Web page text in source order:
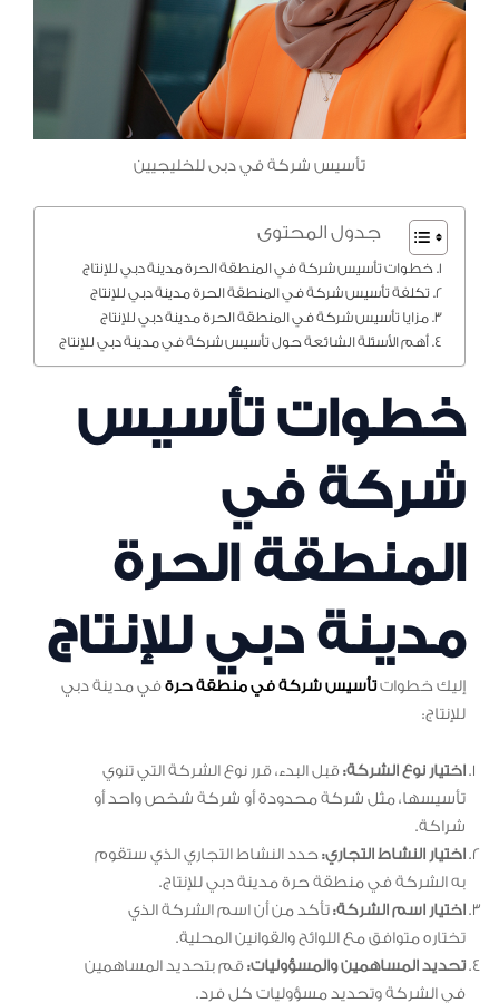
تأسيس شركة في دبى للخليجيين
جدول المحتوى
خطوات تأسيس شركة في المنطقة الحرة مدينة دبي للإنتاج
تكلفة تأسيس شركة في المنطقة الحرة مدينة دبي للإنتاج
مزايا تأسيس شركة في المنطقة الحرة مدينة دبي للإنتاج
أهم الأسئلة الشائعة حول تأسيس شركة في مدينة دبي للإنتاج
خطوات تأسيس
شركة في
المنطقة الحرة
مدينة دبي للإنتاج
إليك خطواتتأسيس شركة في منطقة حرةفي مدينة دبي
للإنتاج:
اختيار نوع الشركة:قبل البدء، قرر نوع الشركة التي تنوي
تأسيسها، مثل شركة محدودة أو شركة شخص واحد أو
شراكة.
اختيار النشاط التجاري:حدد النشاط التجاري الذي ستقوم
به الشركة في منطقة حرة مدينة دبي للإنتاج.
اختيار اسم الشركة:تأكد من أن اسم الشركة الذي
تختاره متوافق مع اللوائح والقوانين المحلية.
تحديد المساهمين والمسؤوليات:قم بتحديد المساهمين
في الشركة وتحديد مسؤوليات كل فرد.